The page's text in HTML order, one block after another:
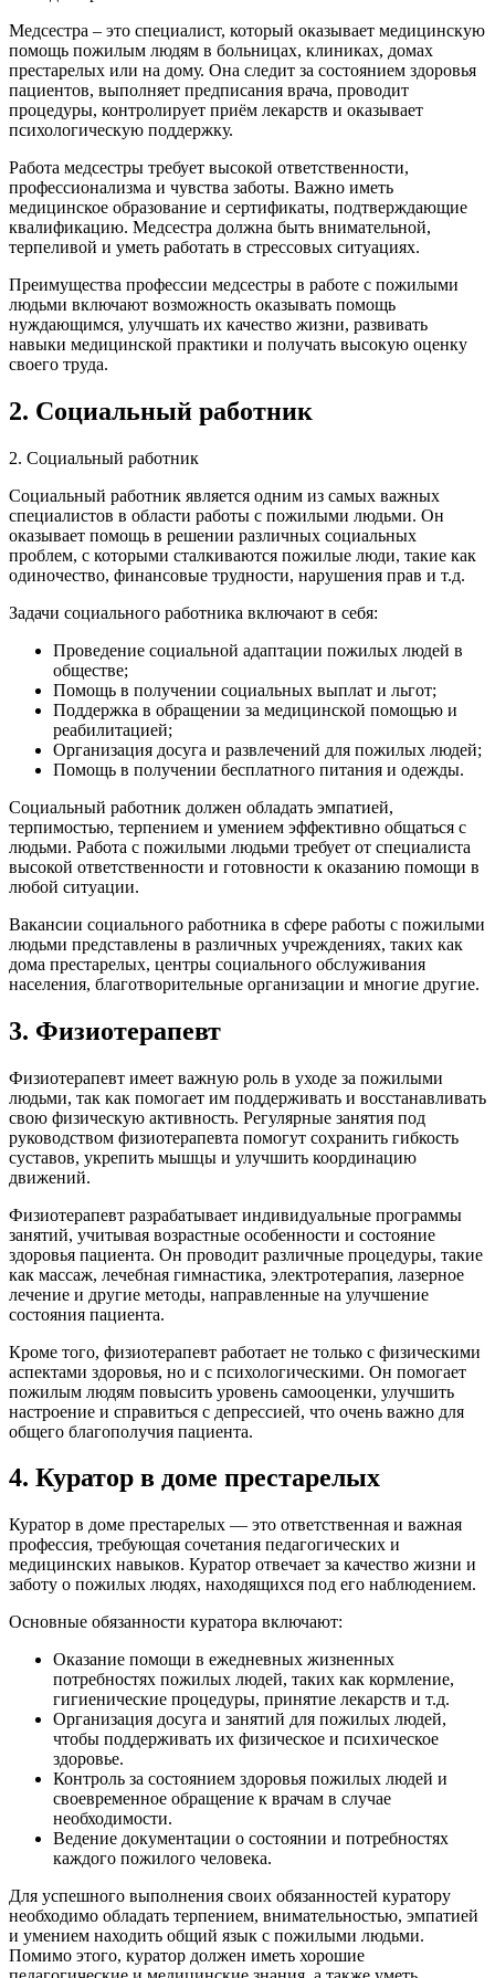
Медсестра – это специалист, который оказывает медицинскую
помощь пожилым людям в больницах, клиниках, домах
престарелых или на дому. Она следит за состоянием здоровья
пациентов, выполняет предписания врача, проводит
процедуры, контролирует приём лекарств и оказывает
психологическую поддержку.
Работа медсестры требует высокой ответственности,
профессионализма и чувства заботы. Важно иметь
медицинское образование и сертификаты, подтверждающие
квалификацию. Медсестра должна быть внимательной,
терпеливой и уметь работать в стрессовых ситуациях.
Преимущества профессии медсестры в работе с пожилыми
людьми включают возможность оказывать помощь
нуждающимся, улучшать их качество жизни, развивать
навыки медицинской практики и получать высокую оценку
своего труда.
2. Социальный работник
2. Социальный работник
Социальный работник является одним из самых важных
специалистов в области работы с пожилыми людьми. Он
оказывает помощь в решении различных социальных
проблем, с которыми сталкиваются пожилые люди, такие как
одиночество, финансовые трудности, нарушения прав и т.д.
Задачи социального работника включают в себя:
Проведение социальной адаптации пожилых людей в
обществе;
Помощь в получении социальных выплат и льгот;
Поддержка в обращении за медицинской помощью и
реабилитацией;
Организация досуга и развлечений для пожилых людей;
Помощь в получении бесплатного питания и одежды.
Социальный работник должен обладать эмпатией,
терпимостью, терпением и умением эффективно общаться с
людьми. Работа с пожилыми людьми требует от специалиста
высокой ответственности и готовности к оказанию помощи в
любой ситуации.
Вакансии социального работника в сфере работы с пожилыми
людьми представлены в различных учреждениях, таких как
дома престарелых, центры социального обслуживания
населения, благотворительные организации и многие другие.
3. Физиотерапевт
Физиотерапевт имеет важную роль в уходе за пожилыми
людьми, так как помогает им поддерживать и восстанавливать
свою физическую активность. Регулярные занятия под
руководством физиотерапевта помогут сохранить гибкость
суставов, укрепить мышцы и улучшить координацию
движений.
Физиотерапевт разрабатывает индивидуальные программы
занятий, учитывая возрастные особенности и состояние
здоровья пациента. Он проводит различные процедуры, такие
как массаж, лечебная гимнастика, электротерапия, лазерное
лечение и другие методы, направленные на улучшение
состояния пациента.
Кроме того, физиотерапевт работает не только с физическими
аспектами здоровья, но и с психологическими. Он помогает
пожилым людям повысить уровень самооценки, улучшить
настроение и справиться с депрессией, что очень важно для
общего благополучия пациента.
4. Куратор в доме престарелых
Куратор в доме престарелых — это ответственная и важная
профессия, требующая сочетания педагогических и
медицинских навыков. Куратор отвечает за качество жизни и
заботу о пожилых людях, находящихся под его наблюдением.
Основные обязанности куратора включают:
Оказание помощи в ежедневных жизненных
потребностях пожилых людей, таких как кормление,
гигиенические процедуры, принятие лекарств и т.д.
Организация досуга и занятий для пожилых людей,
чтобы поддерживать их физическое и психическое
здоровье.
Контроль за состоянием здоровья пожилых людей и
своевременное обращение к врачам в случае
необходимости.
Ведение документации о состоянии и потребностях
каждого пожилого человека.
Для успешного выполнения своих обязанностей куратору
необходимо обладать терпением, внимательностью, эмпатией
и умением находить общий язык с пожилыми людьми.
Помимо этого, куратор должен иметь хорошие